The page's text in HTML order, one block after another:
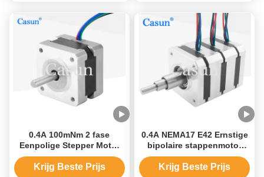
0.4A 100mNm 2 fase
Eenpolige Stepper Motor
voor Toezichtcamera
Krijg Beste Prijs
0.4A NEMA17 E42 Ernstige
bipolaire stappenmotor
voor
automatiseringsapparatuur
Krijg Beste Prijs